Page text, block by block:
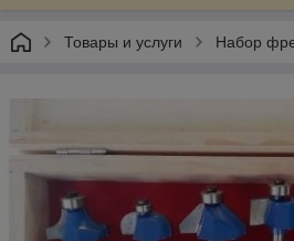
Товары и услуги Набор